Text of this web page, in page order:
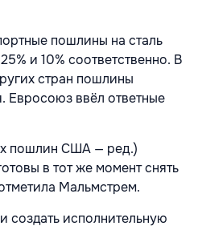
пошлины на сталь
и 10% соответственно. В
стран пошлины
Евросоюз ввёл ответные
пошлин США — ред.)
в тот же момент снять
Мальмстрем.
исполнительную